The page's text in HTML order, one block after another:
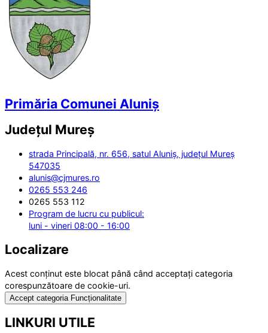
Primăria Comunei Aluniș
Județul Mureș
strada Principală, nr. 656, satul Aluniș, județul Mureș
547035
alunis@cjmures.ro
0265 553 246
0265 553 112
Program de lucru cu publicul:
luni - vineri 08:00 - 16:00
Localizare
Acest conținut este blocat până când acceptați categoria
corespunzătoare de cookie-uri.
Accept categoria Funcționalitate
LINKURI UTILE